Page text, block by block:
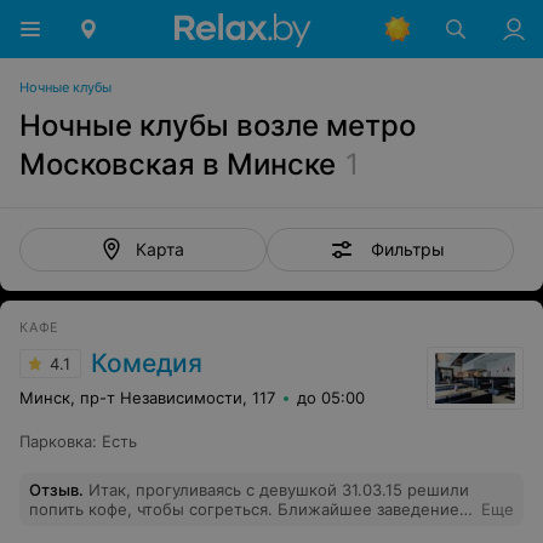
Ночные клубы
Ночные клубы возле метро
Московская в Минске 1
Карта Фильтры
КАФЕ
4.1 Комедия
Минск, пр-т Независимости, 117 до 05:00
Парковка: Есть
Отзыв. Итак, прогуливаясь с девушкой 31.03.15 решили
попить кофе, чтобы согреться. Ближайшее заведение
Еще